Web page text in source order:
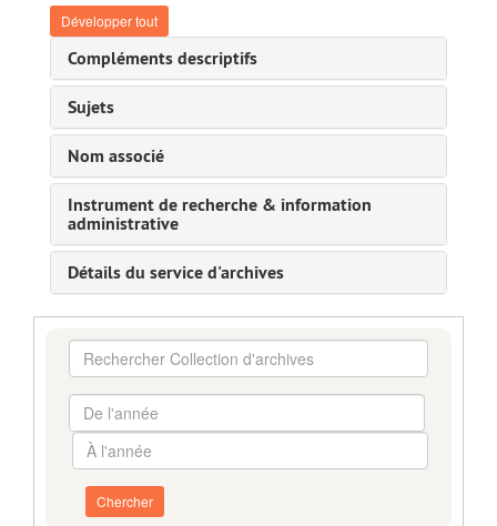
Développer tout
Compléments descriptifs
Sujets
Nom associé
Instrument de recherche & information
administrative
Détails du service d'archives
Rechercher
Collection
d'archives
De
l'année
À
l'année